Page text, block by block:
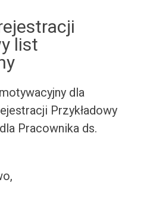
list
dla
Przykładowy
Pracownika ds.